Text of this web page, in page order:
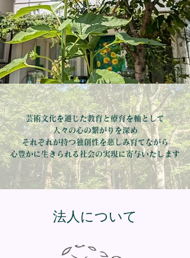
芸術文化を通じた教育と療育を軸として
人々の心の繋がりを深め
それぞれが持つ独創性を慈しみ育てながら
心豊かに生きられる社会の実現に寄与いたします
​法人について